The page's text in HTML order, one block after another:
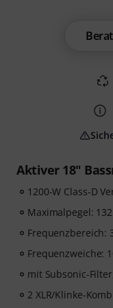
Aktiver 18"
1200-W Class-D
Maximalpegel:
Frequenzbereich:
Frequenzweiche:
mit Subsonic-
2 XLR/Klinke-